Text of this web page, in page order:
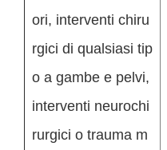
ori, interventi chiru
rgici di qualsiasi tip
o a gambe e pelvi,
interventi neurochi
rurgici o trauma m